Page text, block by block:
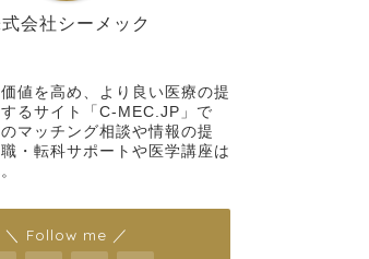
会社シーメック
値を高め、より良い医療の提
るサイト「C-MEC.JP」で
マッチング相談や情報の提
・転科サポートや医学講座は
＼ Follow me ／